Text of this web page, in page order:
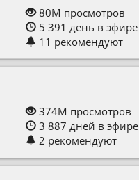
80M просмотров
5 391 день в эфире
11 рекомендуют
374M просмотров
3 887дней в эфире
2 рекомендуют